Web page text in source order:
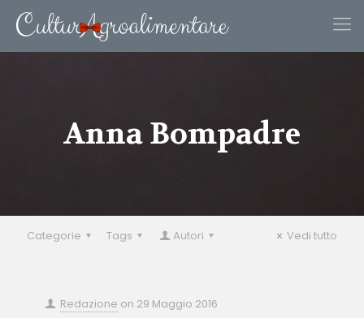
Anna Bompadre
Categorie Tags Autori Vedi tutto
Redazione on 29 Maggio 2016